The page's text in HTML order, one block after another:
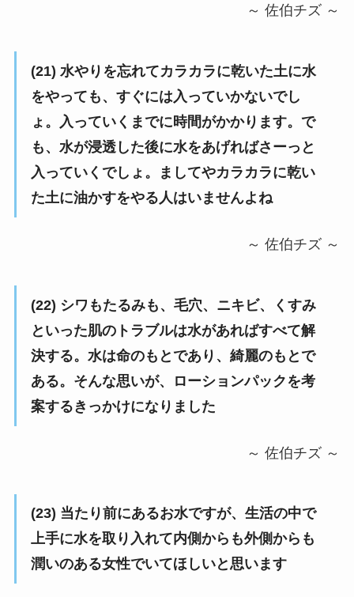
～ 佐伯チズ ～
(21) 水やりを忘れてカラカラに乾いた土に水
をやっても、すぐには入っていかないでし
ょ。入っていくまでに時間がかかります。で
も、水が浸透した後に水をあげればさーっと
入っていくでしょ。ましてやカラカラに乾い
た土に油かすをやる人はいませんよね
～ 佐伯チズ ～
(22) シワもたるみも、毛穴、ニキビ、くすみ
といった肌のトラブルは水があればすべて解
決する。水は命のもとであり、綺麗のもとで
ある。そんな思いが、ローションパックを考
案するきっかけになりました
～ 佐伯チズ ～
(23) 当たり前にあるお水ですが、生活の中で
上手に水を取り入れて内側からも外側からも
潤いのある女性でいてほしいと思います